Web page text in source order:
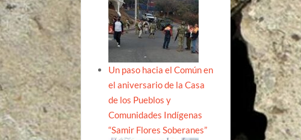
Un paso hacia el Común en
el aniversario de la Casa
de los Pueblos y
Comunidades Indígenas
“Samir Flores Soberanes”